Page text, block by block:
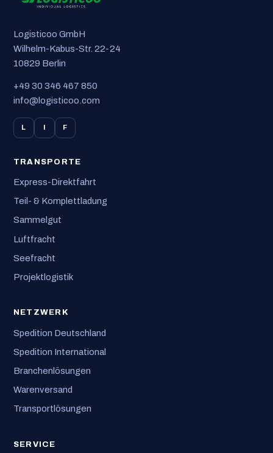
Logisticoo GmbH
Wilhelm-Kabus-Str. 22-24
10829 Berlin
+49 30 346 467 850
info@logisticoo.com
L F
TRANSPORTE
Express-Direktfahrt
Teil- & Komplettladung
Sammelgut
Luftfracht
Seefracht
Projektlogistik
NETZWERK
Spedition Deutschland
Spedition International
Branchenlösungen
Warenversand
Transportlösungen
SERVICE